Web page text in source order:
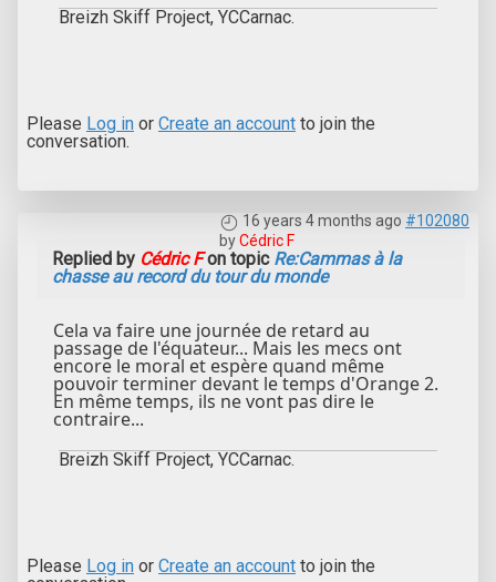
Breizh Skiff Project, YCCarnac.
Please Log in or Create an account to join the
conversation.
16 years 4 months ago #102080
byCédric F
Replied by Cédric Fon topic Re:Cammas à la
chasse au record du tour du monde
Cela va faire une journée de retard au
passage de l'équateur... Mais les mecs ont
encore le moral et espère quand même
pouvoir terminer devant le temps d'Orange 2.
En même temps, ils ne vont pas dire le
contraire...
Breizh Skiff Project, YCCarnac.
Please Log in or Create an account to join the